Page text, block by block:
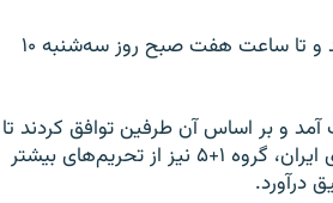
دور سوم این مذاکرات روز دوشنبه٬ ۹ دی‌ماه در ژنو آغاز شد و تا ساعت هفت صبح روز سه‌شنبه ۱۰
در ژنو به‌ دست آمد و بر اساس آن طرفین توافق کردند تا
در ازای شفافیت بیشتر و برخی از اقدامات داوطلبانه از سوی ایران، گروه ۱+۵ نیز از تحریم‌های بیشتر
درآورد.